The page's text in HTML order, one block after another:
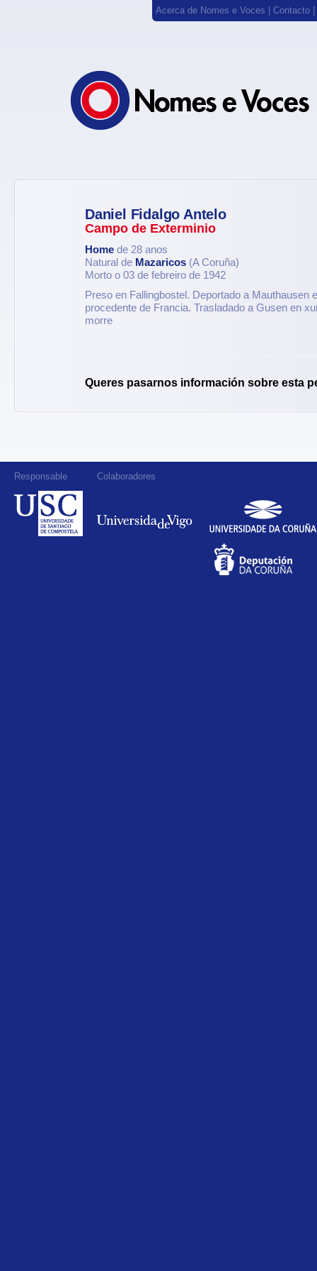
Acerca de Nomes e Voces Contacto
Daniel Fidalgo Antelo
Campo de Exterminio
Home de 28 anos
Natural de Mazaricos (A Coruña)
Morto o 03 de febreiro de 1942
Preso en Fallingbostel. Deportado a Mauthausen
procedente de Francia. Trasladado a Gusen en
morre
Queres pasarnos información sobre esta
Responsable Colaboradores